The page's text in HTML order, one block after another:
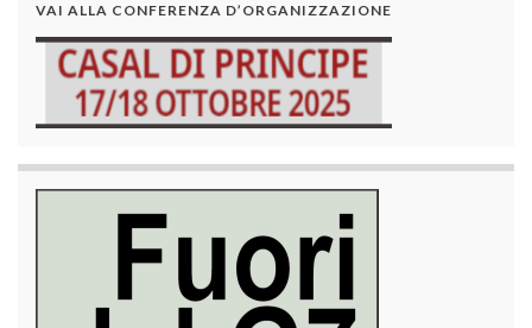
VAI ALLA CONFERENZA D’ORGANIZZAZIONE